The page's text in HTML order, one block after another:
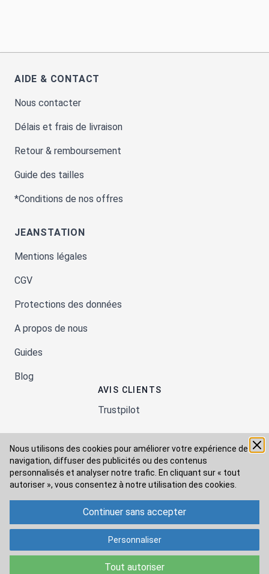
Nous utilisons des cookies pour améliorer votre expérience de
navigation, diffuser des publicités ou des contenus
personnalisés et analyser notre trafic. En cliquant sur « tout
autoriser », vous consentez à notre utilisation des cookies.
Tout autoriser
Continuer sans accepter
Personnaliser
AIDE & CONTACT
Nous contacter
Délais et frais de livraison
Retour & remboursement
Guide des tailles
*Conditions de nos offres
JEANSTATION
Mentions légales
CGV
Protections des données
A propos de nous
Guides
Blog
AVIS CLIENTS
Trustpilot
Moyens de paiement
Modes de livraison